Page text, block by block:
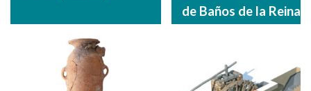
de Baños de la Reina